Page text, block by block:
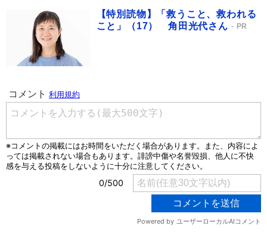
【特別読物】「救うこと、救われる
こと」（17） 角田光代さん
PR